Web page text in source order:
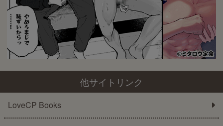
他サイトリンク
LoveCP Books